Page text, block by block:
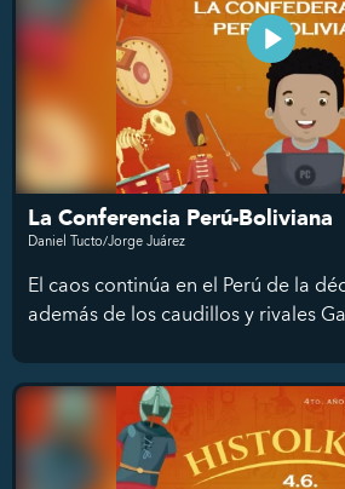
La Conferencia Perú-Boliviana
Daniel Tucto/Jorge Juárez
El caos continúa en el Perú de la
además de los caudillos y rivales